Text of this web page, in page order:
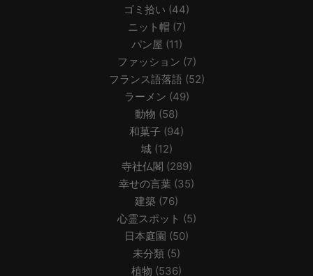
ゴミ拾い (44)
ニット帽 (7)
パン屋 (11)
ファッション (7)
フランス語落語 (52)
ラーメン (49)
動物 (58)
和菓子 (94)
城(12)
寺社仏閣 (289)
幸せの言葉 (35)
建築 (76)
心霊スポット (5)
日本庭園 (50)
未分類 (5)
植物 (536)